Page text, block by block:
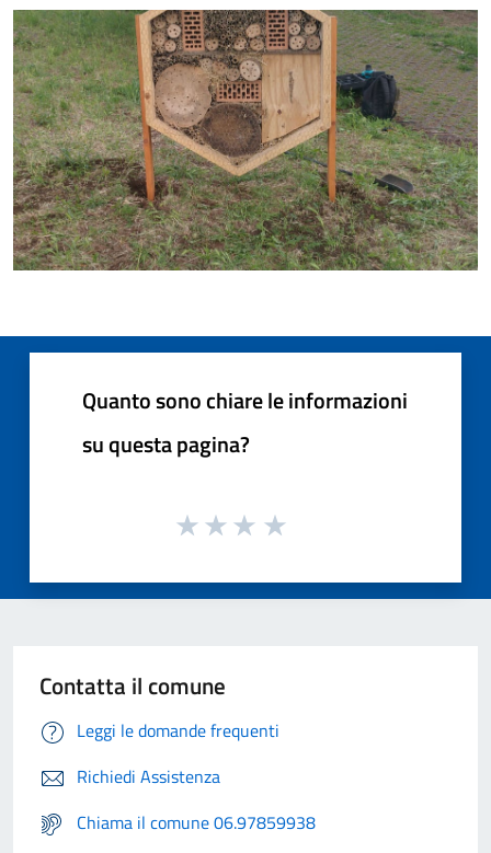
Quanto sono chiare le informazioni
su questa pagina?
Contatta il comune
Leggi le domande frequenti
Richiedi Assistenza
Chiama il comune 06.97859938